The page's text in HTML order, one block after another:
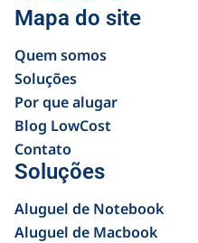
Mapa do site
Quem somos
Soluções
Por que alugar
Blog LowCost
Contato
Soluções
Aluguel de Notebook
Aluguel de Macbook